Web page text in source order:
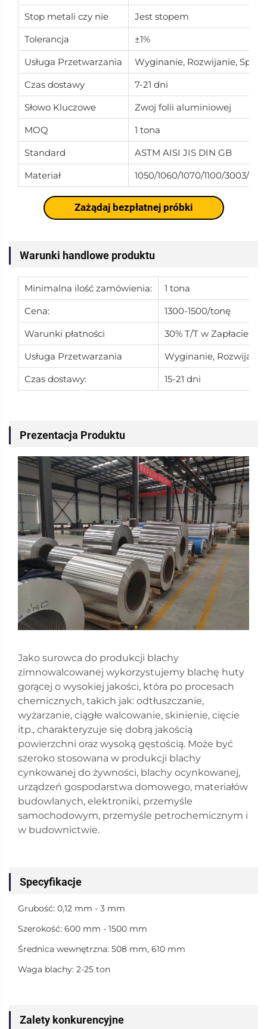
Stop metali czy nie
Jest stopem
Tolerancja
±1%
Usługa Przetwarzania
Wyginanie, Rozwijanie,
Czas dostawy
7-21 dni
Słowo Kluczowe
Zwoj folii aluminiowej
MOQ
1 tona
Standard
ASTM AISI JIS DIN GB
Materiał
1050/1060/1070/1100/3003/
Zażądaj bezpłatnej próbki
Warunki handlowe produktu
Minimalna ilość zamówienia:
1 tona
Cena:
1300-1500/tonę
Warunki płatności
30% T/T w Zapłacie
Usługa Przetwarzania
Wyginanie,
Czas dostawy:
15-21 dni
Prezentacja Produktu
Jako surowca do produkcji blachy
zimnowalcowanej wykorzystujemy blachę huty
gorącej o wysokiej jakości, która po procesach
chemicznych, takich jak: odtłuszczanie,
wyżarzanie, ciągłe walcowanie, skinienie, cięcie
itp., charakteryzuje się dobrą jakością
powierzchni oraz wysoką gęstością. Może być
szeroko stosowana w produkcji blachy
cynkowanej do żywności, blachy ocynkowanej,
urządzeń gospodarstwa domowego, materiałów
budowlanych, elektroniki, przemyśle
samochodowym, przemyśle petrochemicznym i
w budownictwie.
Specyfikacje
Grubość: 0,12 mm - 3 mm
Szerokość: 600 mm - 1500 mm
Średnica wewnętrzna: 508 mm, 610 mm
Waga blachy: 2-25 ton
Zalety konkurencyjne